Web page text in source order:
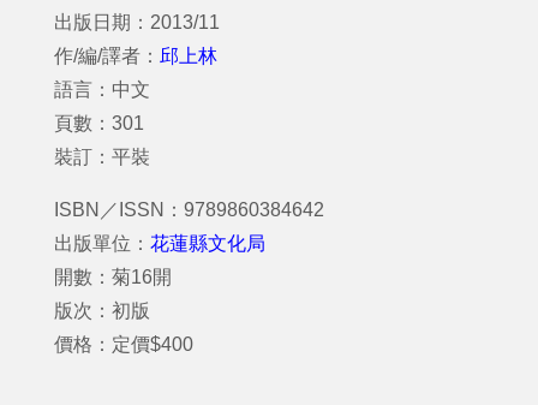
出版日期：2013/11
作/編/譯者： 邱上林
語言：中文
頁數：301
裝訂：平裝
ISBN／ISSN：9789860384642
出版單位： 花蓮縣文化局
開數：菊16開
版次：初版
價格：定價$400